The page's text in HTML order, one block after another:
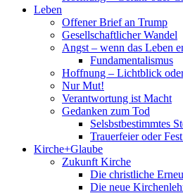
Leben
Offener Brief an Trump
Gesellschaftlicher Wandel
Angst – wenn das Leben
Fundamentalismus
Hoffnung – Lichtblick
Nur Mut!
Verantwortung ist Macht
Gedanken zum Tod
Selsbstbestimmtes
Trauerfeier oder
Kirche+Glaube
Zukunft Kirche
Die christliche
Die neue